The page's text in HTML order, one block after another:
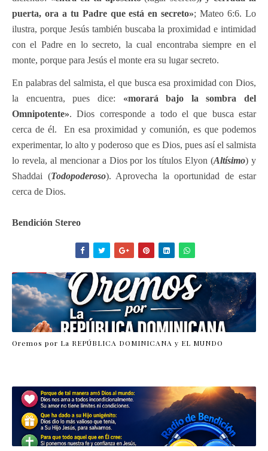
puerta, ora a tu Padre que está en secreto»; Mateo 6:6. Lo
ilustra, porque Jesús también buscaba la proximidad e intimidad
con el Padre en lo secreto, la cual encontraba siempre en el
monte, porque para Jesús el monte era su lugar secreto.
En palabras del salmista, el que busca esa proximidad con Dios,
la encuentra, pues dice: «morará bajo la sombra del
Omnipotente». Dios corresponde a todo el que busca estar
cerca de él. En esa proximidad y comunión, es que podemos
experimentar, lo alto y poderoso que es Dios, pues así el salmista
lo revela, al mencionar a Dios por los títulos Elyon (Altísimo) y
Shaddai (Todopoderoso). Aprovecha la oportunidad de estar
cerca de Dios.
Bendición Stereo
Oremos por La REPÚBLICA DOMINICANA y EL MUNDO